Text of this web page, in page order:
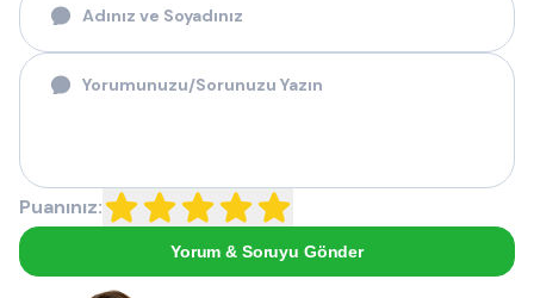
Puanınız:
Yorum & Soruyu Gönder